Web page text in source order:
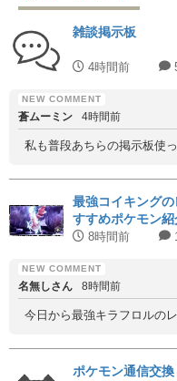
雑談掲示板
4時間前
蒼ムーミン 4時間前
私も普段あちらの掲示板使
最強コイキング
すすめポケモン紹
8時間前
名無しさん 8時間前
今日から最強キラフロルの
ポケモン通信交